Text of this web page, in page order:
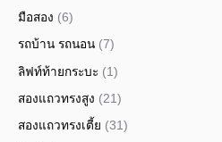
มือสอง (6)
รถบ้าน รถนอน (7)
ลิฟท์ท้ายกระบะ (1)
สองแถวทรงสูง (21)
สองแถวทรงเตี้ย (31)